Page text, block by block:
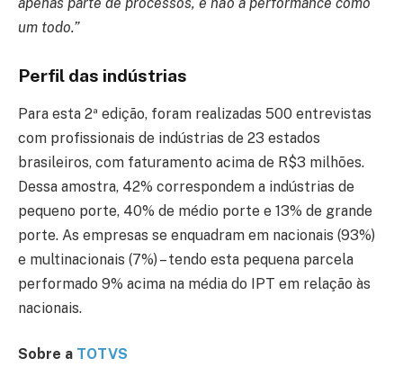
um todo.”
Perfil das indústrias
Para esta 2ª edição, foram realizadas 500 entrevistas
com profissionais de indústrias de 23 estados
brasileiros, com faturamento acima de R$3 milhões.
Dessa amostra, 42% correspondem a indústrias de
pequeno porte, 40% de médio porte e 13% de grande
porte. As empresas se enquadram em nacionais (93%)
e multinacionais (7%) – tendo esta pequena parcela
performado 9% acima na média do IPT em relação às
nacionais.
Sobre a TOTVS